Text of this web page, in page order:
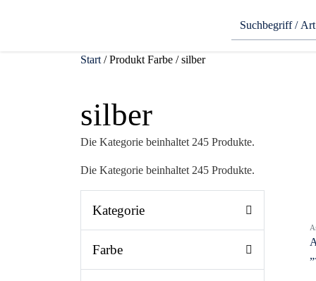
Start / Produkt Farbe / silber
silber
Die Kategorie beinhaltet 245 Produkte.
Die Kategorie beinhaltet 245 Produkte.
Kategorie
Farbe